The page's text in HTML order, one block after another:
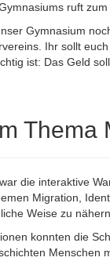
ruft
Gymnasium
Ihr sollt
ist: Das Geld
Thema
die interaktive
Migration,
Weise zu
konnten die
Menschen